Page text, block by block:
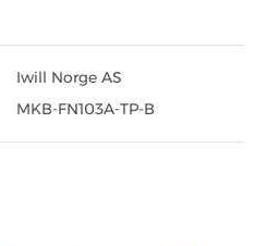
Iwill Norge AS
MKB-FN103A-TP-B